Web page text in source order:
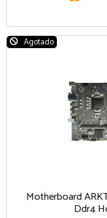
Agotado
Motherboard
Ddr4